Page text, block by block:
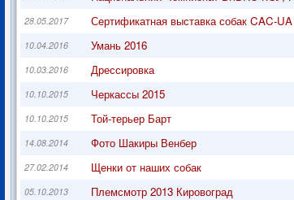
28.05.2017 Сертификатная выставка собак CAC-
10.04.2016 Умань 2016
10.03.2016 Дрессировка
10.10.2015 Черкассы 2015
10.10.2015 Той-терьер Барт
14.08.2014 Фото Шакиры Венбер
27.02.2014 Щенки от наших собак
05.10.2013 Племсмотр 2013 Кировоград